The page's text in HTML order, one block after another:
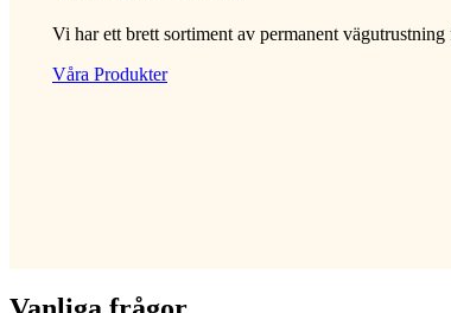
Vi har ett brett sortiment av permanent
Våra Produkter